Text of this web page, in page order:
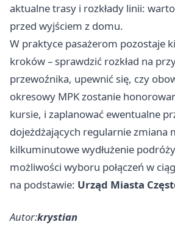
aktualne trasy i rozkłady linii:
przed wyjściem z domu.
W praktyce pasażerom pozostaje
kroków – sprawdzić rozkład na
przewoźnika, upewnić się, czy
okresowy MPK zostanie
kursie, i zaplanować ewentualne
dojeżdżających regularnie zmiana
kilkuminutowe wydłużenie
możliwości wyboru połączeń w
na podstawie: Urząd Miasta
Autor:krystian